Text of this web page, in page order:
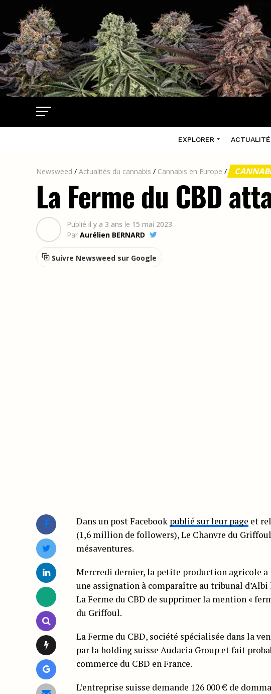
EXPLORER
Newsweed / Actualités du cannabis / Cannabis en Europe /
La Ferme du CBD
Publié il y a 3 ans le 15 mai 2023
Par Aurélien BERNARD
Suivre Newsweed sur Google
Dans un post Facebook publié sur leur page et
(1,6 million de followers), Le Chanvre du
mésaventures.
Mercredi dernier, la petite production agricole
une assignation à comparaître au tribunal
La Ferme du CBD de supprimer la mention «
du Griffoul.
La Ferme du CBD, société spécialisée dans la
par la holding suisse Audacia Group et fait
commerce du CBD en France.
L’entreprise suisse demande 126 000 € de